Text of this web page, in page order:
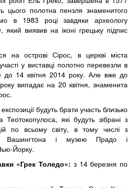
цього полотна пензля знаменитого
в 1983 році завдяки археологу
виявив на іконі грецьку підпис
на острові Сірос, в церкві міста
у виставці полотно перевезли в
до 14 квітня 2014 року. Але вже до
випадає на 20 квітня, знаменита
будуть брати участь близько
які будуть зібрані з
по всьому світу, в тому числі з
Вашингтона і музею Прадо і
Йорку.
«Грек Толедо»: з 14 березня по